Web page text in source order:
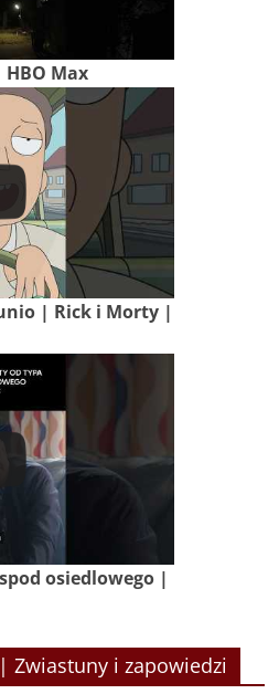
Max
| Rick i Morty |
osiedlowego |
Zwiastuny i zapowiedzi